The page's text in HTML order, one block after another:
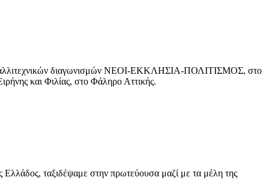
διαγωνισμών ΝΕΟΙ-ΕΚΚΛΗΣΙΑ-ΠΟΛΙΤΙΣΜΟΣ, στο
και Φιλίας, στο Φάληρο Αττικής.
ταξιδέψαμε στην πρωτεύουσα μαζί με τα μέλη της